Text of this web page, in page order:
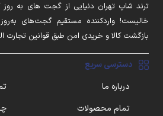
ترند شاپ تهران دنیایی از گجت های به
بازگشت کالا و خریدی امن طبق قوانین تجارت
دسترسی سریع
درباره ما
تمام محصولات